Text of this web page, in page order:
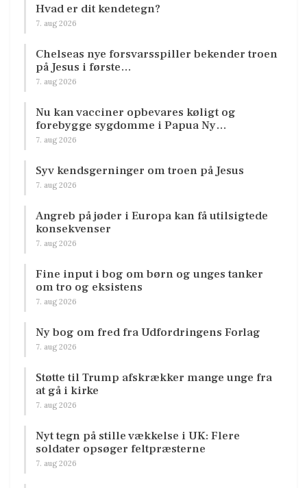
Hvad er dit kendetegn?
7. aug 2026
Chelseas nye forsvarsspiller bekender troen
på Jesus i første…
7. aug 2026
Nu kan vacciner opbevares køligt og
forebygge sygdomme i Papua Ny…
7. aug 2026
Syv kendsgerninger om troen på Jesus
7. aug 2026
Angreb på jøder i Europa kan få utilsigtede
konsekvenser
7. aug 2026
Fine input i bog om børn og unges tanker
om tro og eksistens
7. aug 2026
Ny bog om fred fra Udfordringens Forlag
7. aug 2026
Støtte til Trump afskrækker mange unge fra
at gå i kirke
7. aug 2026
Nyt tegn på stille vækkelse i UK: Flere
soldater opsøger feltpræsterne
7. aug 2026